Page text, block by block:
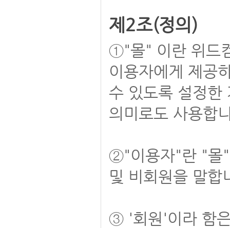
제2조(정의)
①"몰" 이란 위드
이용자에게 제공
수 있도록 설정한
의미로도 사용합
②"이용자"란 "몰"
및 비회원을 말합
③ '회원'이라 함